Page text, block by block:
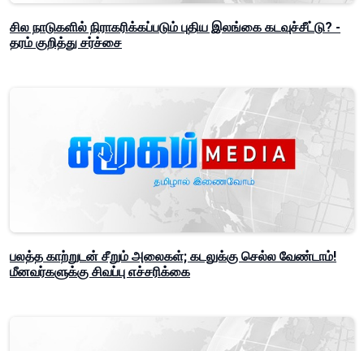
சில நாடுகளில் நிராகரிக்கப்படும் புதிய இலங்கை கடவுச்சீட்டு? -
தரம் குறித்து சர்ச்சை
பலத்த காற்றுடன் சீறும் அலைகள்; கடலுக்கு செல்ல வேண்டாம்!
மீனவர்களுக்கு சிவப்பு எச்சரிக்கை